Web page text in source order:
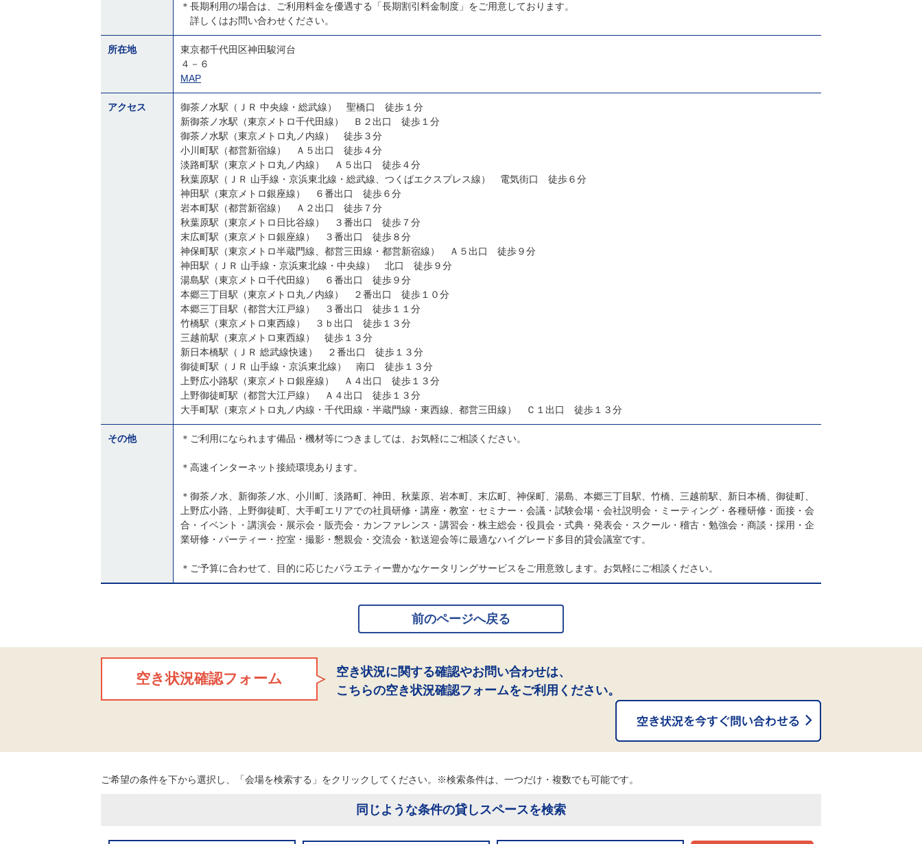
＊長期利用の場合は、ご利用料金を優遇する「長期割引料金制度」をご用意しております。
詳しくはお問い合わせください。
所在地
東京都千代田区神田駿河台
４－６
MAP
アクセス
御茶ノ水駅（ＪＲ 中央線・総武線） 聖橋口 徒歩１分
新御茶ノ水駅（東京メトロ千代田線） Ｂ２出口 徒歩１分
御茶ノ水駅（東京メトロ丸ノ内線） 徒歩３分
小川町駅（都営新宿線） Ａ５出口 徒歩４分
淡路町駅（東京メトロ丸ノ内線） Ａ５出口 徒歩４分
秋葉原駅（ＪＲ 山手線・京浜東北線・総武線、つくばエクスプレス線） 電気街口 徒歩６分
神田駅（東京メトロ銀座線） ６番出口 徒歩６分
岩本町駅（都営新宿線） Ａ２出口 徒歩７分
秋葉原駅（東京メトロ日比谷線） ３番出口 徒歩７分
末広町駅（東京メトロ銀座線） ３番出口 徒歩８分
神保町駅（東京メトロ半蔵門線、都営三田線・都営新宿線） Ａ５出口 徒歩９分
神田駅（ＪＲ 山手線・京浜東北線・中央線） 北口 徒歩９分
湯島駅（東京メトロ千代田線） ６番出口 徒歩９分
本郷三丁目駅（東京メトロ丸ノ内線） ２番出口 徒歩１０分
本郷三丁目駅（都営大江戸線） ３番出口 徒歩１１分
竹橋駅（東京メトロ東西線） ３ｂ出口 徒歩１３分
三越前駅（東京メトロ東西線） 徒歩１３分
新日本橋駅（ＪＲ 総武線快速） ２番出口 徒歩１３分
御徒町駅（ＪＲ 山手線・京浜東北線） 南口 徒歩１３分
上野広小路駅（東京メトロ銀座線） Ａ４出口 徒歩１３分
上野御徒町駅（都営大江戸線） Ａ４出口 徒歩１３分
大手町駅（東京メトロ丸ノ内線・千代田線・半蔵門線・東西線、都営三田線） Ｃ１出口 徒歩１３分
その他 ＊ご利用になられます備品・機材等につきましては、お気軽にご相談ください。
＊高速インターネット接続環境あります。
＊御茶ノ水、新御茶ノ水、小川町、淡路町、神田、秋葉原、岩本町、末広町、神保町、湯島、本郷三丁目駅、竹橋、三越前駅、新日本橋、御徒町、
上野広小路、上野御徒町、大手町エリアでの社員研修・講座・教室・セミナー・会議・試験会場・会社説明会・ミーティング・各種研修・面接・会
合・イベント・講演会・展示会・販売会・カンファレンス・講習会・株主総会・役員会・式典・発表会・スクール・稽古・勉強会・商談・採用・企
業研修・パーティー・控室・撮影・懇親会・交流会・歓送迎会等に最適なハイグレード多目的貸会議室です。
＊ご予算に合わせて、目的に応じたバラエティー豊かなケータリングサービスをご用意致します。お気軽にご相談ください。
前のページへ戻る
空き状況確認フォーム
空き状況に関する確認やお問い合わせは、
こちらの空き状況確認フォームをご利用ください。
ご希望の条件を下から選択し、「会場を検索する」をクリックしてください。※検索条件は、一つだけ・複数でも可能です。
同じような条件の貸しスペースを検索